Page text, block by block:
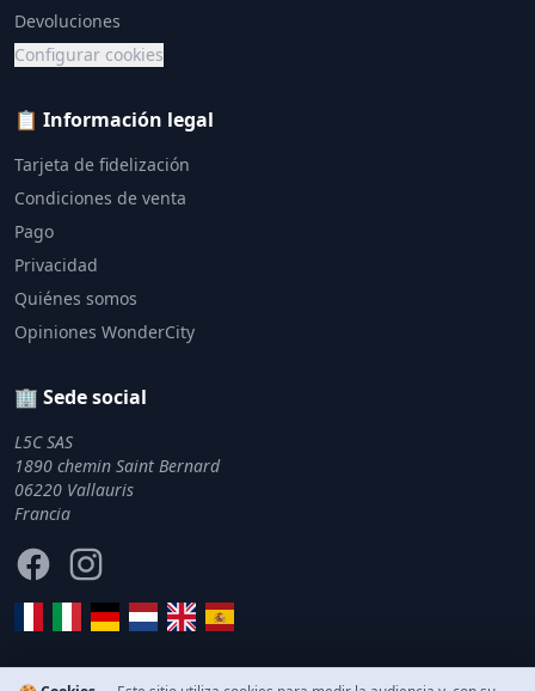
Devoluciones
Configurar cookies
📋 Información legal
Tarjeta de fidelización
Condiciones de venta
Pago
Privacidad
Quiénes somos
Opiniones WonderCity
🏢 Sede social
L5C SAS
1890 chemin Saint Bernard
06220 Vallauris
Francia
FacebookInstagram